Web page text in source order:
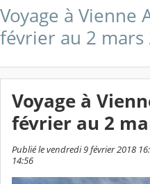
Voyage à Vienne
février au 2 mars
Voyage à
février au 2
Publié le vendredi 9 février 2018
14:56